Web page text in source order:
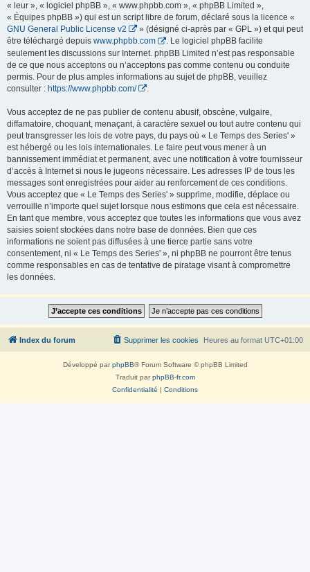
« leur », « logiciel phpBB », « www.phpbb.com », « phpBB Limited »,
« Équipes phpBB ») qui est un script libre de forum, déclaré sous la licence «
GNU General Public License v2
» (désigné ci-après par « GPL ») et qui peut
être téléchargé depuis www.phpbb.com
. Le logiciel phpBB facilite
seulement les discussions sur Internet. phpBB Limited n’est pas responsable
de ce que nous acceptons ou n’acceptons pas comme contenu ou conduite
permis. Pour de plus amples informations au sujet de phpBB, veuillez
consulter : https://www.phpbb.com/
Vous acceptez de ne pas publier de contenu abusif, obscène, vulgaire,
diffamatoire, choquant, menaçant, à caractère sexuel ou tout autre contenu qui
peut transgresser les lois de votre pays, du pays où « Le Temps des Series' »
est hébergé ou les lois internationales. Le faire peut vous mener à un
bannissement immédiat et permanent, avec une notification à votre fournisseur
d’accès à Internet si nous le jugeons nécessaire. Les adresses IP de tous les
messages sont enregistrées pour aider au renforcement de ces conditions.
Vous acceptez que « Le Temps des Series' » supprime, modifie, déplace ou
verrouille n’importe quel sujet lorsque nous estimons que cela est nécessaire.
En tant que membre, vous acceptez que toutes les informations que vous avez
saisies soient stockées dans notre base de données. Bien que ces
informations ne soient pas diffusées à une tierce partie sans votre
consentement, ni « Le Temps des Series' », ni phpBB ne pourront être tenus
comme responsables en cas de tentative de piratage visant à compromettre
les données.
Index du forum Heures au format UTC+01:00
Supprimer les cookies
Développé parphpBB® Forum Software © phpBB Limited
Traduit parphpBB-fr.com
Confidentialité | Conditions